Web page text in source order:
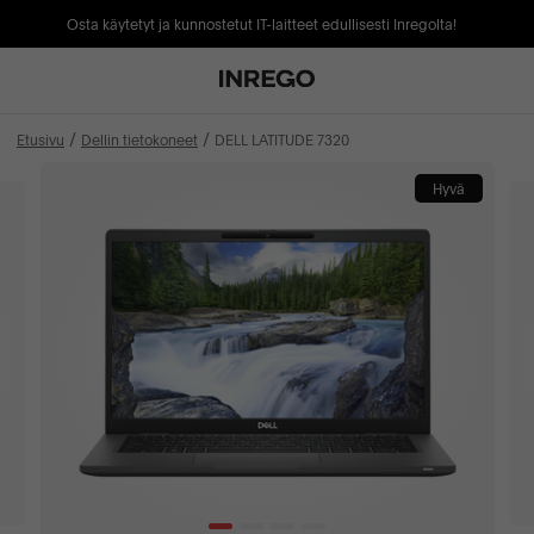
Osta käytetyt ja kunnostetut IT-laitteet edullisesti Inregolta!
Etusivu Dellin tietokoneet DELL LATITUDE 7320
Hyvä